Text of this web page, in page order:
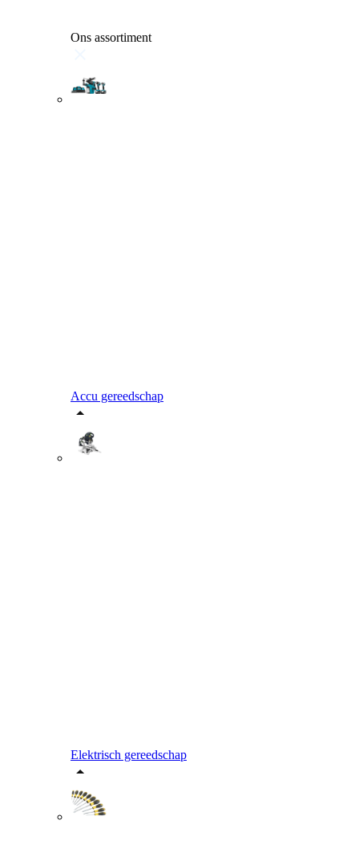
Ons assortiment
Accu gereedschap
Elektrisch gereedschap